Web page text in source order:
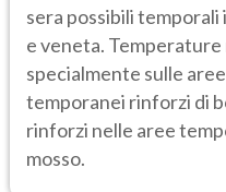
sera possibili temporali
e veneta. Temperature
specialmente sulle
temporanei rinforzi di
rinforzi nelle aree
mosso.